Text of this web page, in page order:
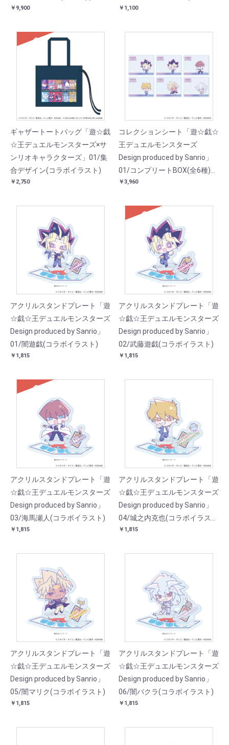
ボイラスト)
￥9,900
ラスト)
￥1,100
SOLD
ギャザートートバッグ「遊☆戯
☆王デュエルモンスターズ×サ
ンリオキャラクターズ」01/集
合デザイン(コラボイラスト)
￥2,750
コレクションシート「遊☆戯☆
王デュエルモンスターズ
Design produced by Sanrio」
01/コンプリートBOX(全6種)
(コラボイラスト)
￥3,960
アクリルスタンドプレート「遊
☆戯☆王デュエルモンスターズ
Design produced by Sanrio」
01/闇遊戯(コラボイラスト)
￥1,815
SOLD
アクリルスタンドプレート「遊
☆戯☆王デュエルモンスターズ
Design produced by Sanrio」
02/武藤遊戯(コラボイラスト)
￥1,815
SOLD
アクリルスタンドプレート「遊
☆戯☆王デュエルモンスターズ
Design produced by Sanrio」
03/海馬瀬人(コラボイラスト)
￥1,815
アクリルスタンドプレート「遊
☆戯☆王デュエルモンスターズ
Design produced by Sanrio」
04/城之内克也(コラボイラス
ト)
￥1,815
アクリルスタンドプレート「遊
☆戯☆王デュエルモンスターズ
Design produced by Sanrio」
05/闇マリク(コラボイラスト)
￥1,815
アクリルスタンドプレート「遊
☆戯☆王デュエルモンスターズ
Design produced by Sanrio」
06/闇バクラ(コラボイラスト)
￥1,815